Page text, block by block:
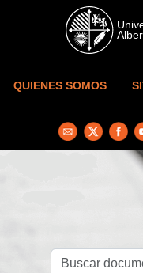
Skip to main content
QUIENES SOMOS